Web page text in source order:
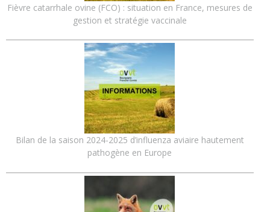
Fièvre catarrhale ovine (FCO) : situation en France, mesures de
gestion et stratégie vaccinale
Bilan de la saison 2024-2025 d’influenza aviaire hautement
pathogène en Europe